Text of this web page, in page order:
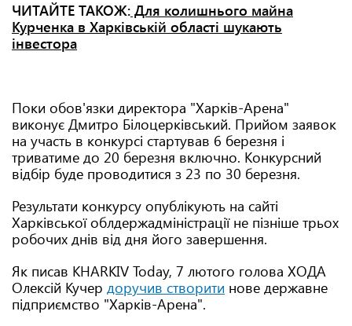
ЧИТАЙТЕ ТАКОЖ: Для колишнього майна
Курченка в Харківській області шукають
інвестора
Поки обов'язки директора "Харків-Арена"
виконує Дмитро Білоцерківський. Прийом заявок
на участь в конкурсі стартував 6 березня і
триватиме до 20 березня включно. Конкурсний
відбір буде проводитися з 23 по 30 березня.
Результати конкурсу опублікують на сайті
Харківської облдержадміністрації не пізніше трьох
робочих днів від дня його завершення.
Як писав KHARKIV Today, 7 лютого голова ХОДА
Олексій Кучер доручив створити нове державне
підприємство "Харків-Арена".